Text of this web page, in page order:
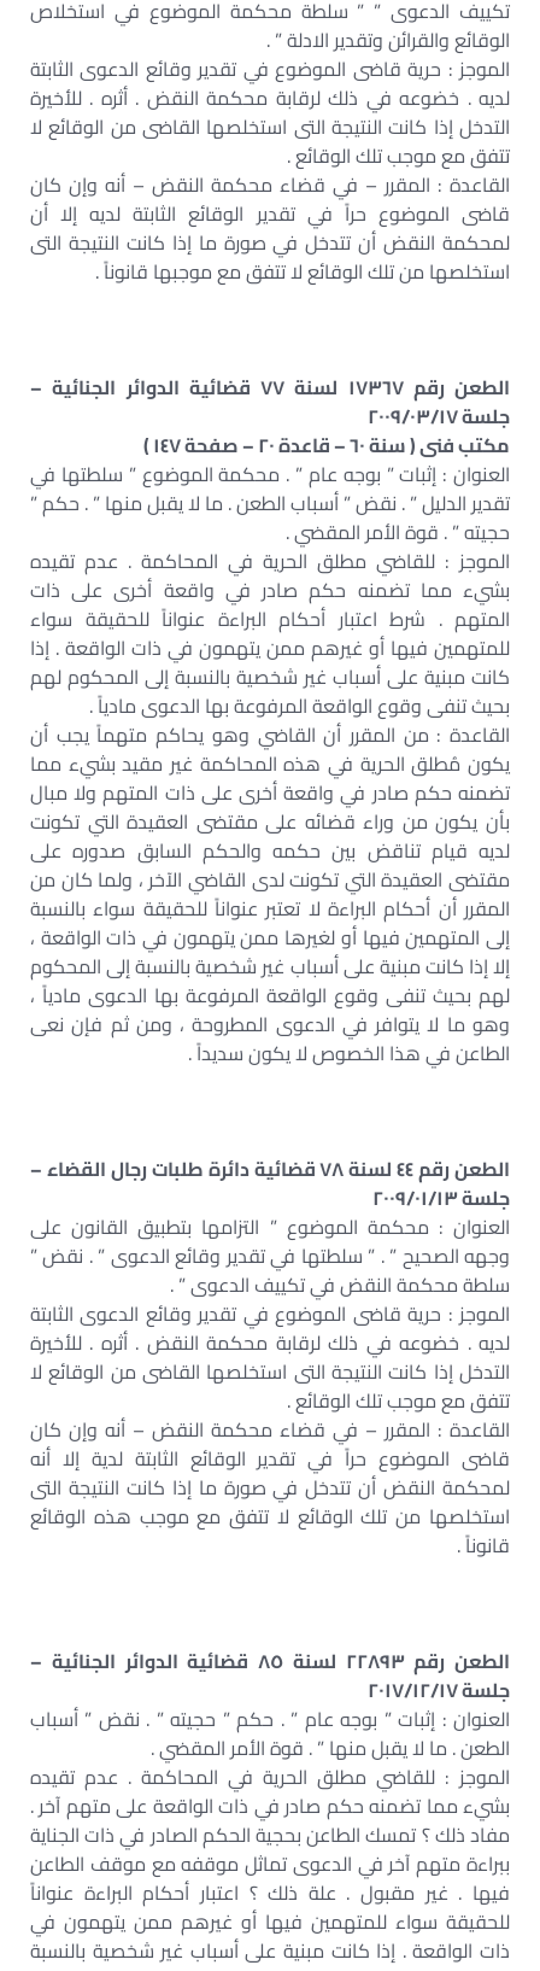
تكييف الدعوى ” ” سلطة محكمة الموضوع في استخلاص
الوقائع والقرائن وتقدير الادلة ” .
الموجز : حرية قاضى الموضوع في تقدير وقائع الدعوى الثابتة
لديه . خضوعه في ذلك لرقابة محكمة النقض . أثره . للأخيرة
التدخل إذا كانت النتيجة التى استخلصها القاضى من الوقائع لا
تتفق مع موجب تلك الوقائع .
القاعدة : المقرر – في قضاء محكمة النقض – أنه وإن كان
قاضى الموضوع حراً في تقدير الوقائع الثابتة لديه إلا أن
لمحكمة النقض أن تتدخل في صورة ما إذا كانت النتيجة التى
استخلصها من تلك الوقائع لا تتفق مع موجبها قانوناً .
الطعن رقم ١٧٣٦٧ لسنة ٧٧ قضائية الدوائر الجنائية –
جلسة ٢٠٠٩/٠٣/١٧
مكتب فنى ( سنة ٦٠ – قاعدة ٢٠ – صفحة ١٤٧ )
العنوان : إثبات ” بوجه عام ” . محكمة الموضوع ” سلطتها في
تقدير الدليل ” . نقض ” أسباب الطعن . ما لا يقبل منها ” . حكم ”
حجيته ” . قوة الأمر المقضي .
الموجز : للقاضي مطلق الحرية في المحاكمة . عدم تقيده
بشيء مما تضمنه حكم صادر في واقعة أخرى على ذات
المتهم . شرط اعتبار أحكام البراءة عنواناً للحقيقة سواء
للمتهمين فيها أو غيرهم ممن يتهمون في ذات الواقعة . إذا
كانت مبنية على أسباب غير شخصية بالنسبة إلى المحكوم لهم
بحيث تنفى وقوع الواقعة المرفوعة بها الدعوى مادياً .
القاعدة : من المقرر أن القاضي وهو يحاكم متهماً يجب أن
يكون مُطلق الحرية في هذه المحاكمة غير مقيد بشيء مما
تضمنه حكم صادر في واقعة أخرى على ذات المتهم ولا مبال
بأن يكون من وراء قضائه على مقتضى العقيدة التي تكونت
لديه قيام تناقض بين حكمه والحكم السابق صدوره على
مقتضى العقيدة التي تكونت لدى القاضي الآخر ، ولما كان من
المقرر أن أحكام البراءة لا تعتبر عنواناً للحقيقة سواء بالنسبة
إلى المتهمين فيها أو لغيرها ممن يتهمون في ذات الواقعة ،
إلا إذا كانت مبنية على أسباب غير شخصية بالنسبة إلى المحكوم
لهم بحيث تنفى وقوع الواقعة المرفوعة بها الدعوى مادياً ،
وهو ما لا يتوافر في الدعوى المطروحة ، ومن ثم فإن نعى
الطاعن في هذا الخصوص لا يكون سديداً .
الطعن رقم ٤٤ لسنة ٧٨ قضائية دائرة طلبات رجال القضاء –
جلسة ٢٠٠٩/٠١/١٣
العنوان : محكمة الموضوع ” التزامها بتطبيق القانون على
وجهه الصحيح ” . ” سلطتها في تقدير وقائع الدعوى ” . نقض ”
سلطة محكمة النقض في تكييف الدعوى ” .
الموجز : حرية قاضى الموضوع في تقدير وقائع الدعوى الثابتة
لديه . خضوعه في ذلك لرقابة محكمة النقض . أثره . للأخيرة
التدخل إذا كانت النتيجة التى استخلصها القاضى من الوقائع لا
تتفق مع موجب تلك الوقائع .
القاعدة : المقرر – في قضاء محكمة النقض – أنه وإن كان
قاضى الموضوع حراً في تقدير الوقائع الثابتة لدية إلا أنه
لمحكمة النقض أن تتدخل في صورة ما إذا كانت النتيجة التى
استخلصها من تلك الوقائع لا تتفق مع موجب هذه الوقائع
قانوناً .
الطعن رقم ٢٢٨٩٣ لسنة ٨٥ قضائية الدوائر الجنائية –
جلسة ٢٠١٧/١٢/١٧
العنوان : إثبات ” بوجه عام ” . حكم ” حجيته ” . نقض ” أسباب
الطعن . ما لا يقبل منها ” . قوة الأمر المقضي .
الموجز : للقاضي مطلق الحرية في المحاكمة . عدم تقيده
بشيء مما تضمنه حكم صادر في ذات الواقعة على متهم آخر .
مفاد ذلك ؟ تمسك الطاعن بحجية الحكم الصادر في ذات الجناية
ببراءة متهم آخر في الدعوى تماثل موقفه مع موقف الطاعن
فيها . غير مقبول . علة ذلك ؟ اعتبار أحكام البراءة عنواناً
للحقيقة سواء للمتهمين فيها أو غيرهم ممن يتهمون في
ذات الواقعة . إذا كانت مبنية على أسباب غير شخصية بالنسبة